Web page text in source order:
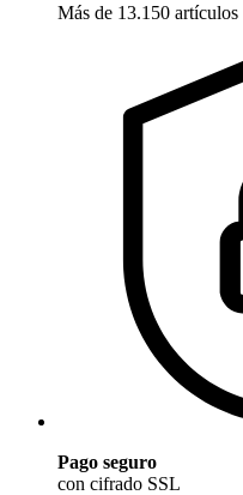
Más de 13.150 artículos
Pago seguro
con cifrado SSL